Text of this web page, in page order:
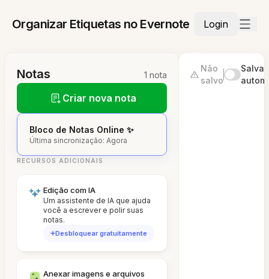
Organizar Etiquetas no Evernote Login
Notas 1 nota
Criar nova nota
Bloco de Notas Online ✨
Última sincronização: Agora
RECURSOS ADICIONAIS
Edição com IA
Um assistente de IA que ajuda
você a escrever e polir suas
notas.
Desbloquear gratuitamente
Anexar imagens e arquivos
Não
salvo
Salvar